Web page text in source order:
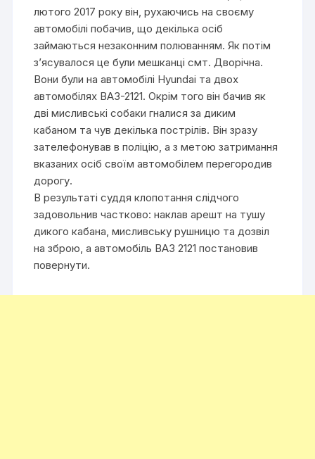
лютого 2017 року він, рухаючись на своєму
автомобілі побачив, що декілька осіб
займаються незаконним полюванням. Як потім
з’ясувалося це були мешканці смт. Дворічна.
Вони були на автомобілі Hyundai та двох
автомобілях ВАЗ-2121. Окрім того він бачив як
дві мисливські собаки гналися за диким
кабаном та чув декілька пострілів. Він зразу
зателефонував в поліцію, а з метою затримання
вказаних осіб своїм автомобілем перегородив
дорогу.
В результаті суддя клопотання слідчого
задовольнив частково: наклав арешт на тушу
дикого кабана, мисливську рушницю та дозвіл
на зброю, а автомобіль ВАЗ 2121 постановив
повернути.